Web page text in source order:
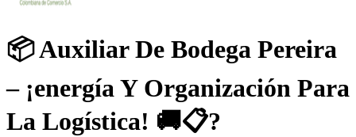
📦 Auxiliar De Bodega Pereira
– ¡energía Y Organización Para
La Logística! 🚚📋?